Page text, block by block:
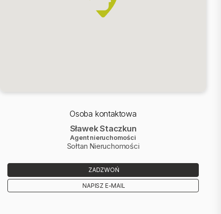
Osoba kontaktowa
Sławek Staczkun
Agent nieruchomości
Sołtan Nieruchomości
ZADZWOŃ
NAPISZ E-MAIL